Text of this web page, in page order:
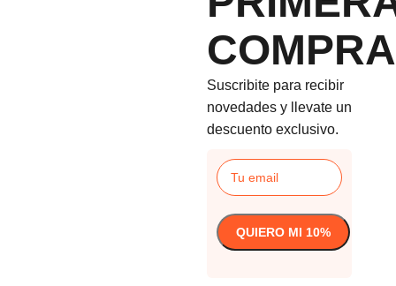
COMPRA
Suscribite para recibir
novedades y llevate un
descuento exclusivo.